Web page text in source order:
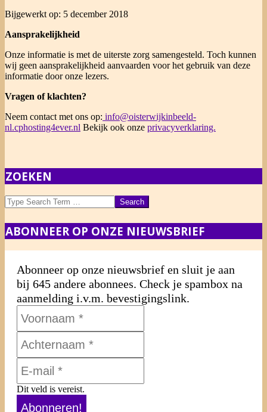
Bijgewerkt op: 5 december 2018
Aansprakelijkheid
Onze informatie is met de uiterste zorg samengesteld. Toch kunnen
wij geen aansprakelijkheid aanvaarden voor het gebruik van deze
informatie door onze lezers.
Vragen of klachten?
Neem contact met ons op: info@oisterwijkinbeeld-
nl.cphosting4ever.nl Bekijk ook onze privacyverklaring.
2018-
12-
ZOEKEN
Search
ABONNEER OP ONZE NIEUWSBRIEF
Abonneer op onze nieuwsbrief en sluit je aan
bij 645 andere abonnees. Check je spambox na
aanmelding i.v.m. bevestigingslink.
Dit veld is vereist.